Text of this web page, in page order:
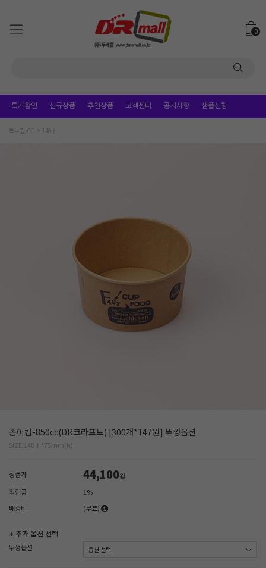
0
특가할인 신규상품 추천상품 고객센터 공지사항 샘플신청
특수컵/CC 140∮
종이컵-850cc(DR크라프트) [300개*147원] 뚜껑옵션
SIZE:140∮*75mm(h)
상품가 44,100원
적립금
1%
배송비
(무료)
+ 추가 옵션 선택
뚜껑옵션